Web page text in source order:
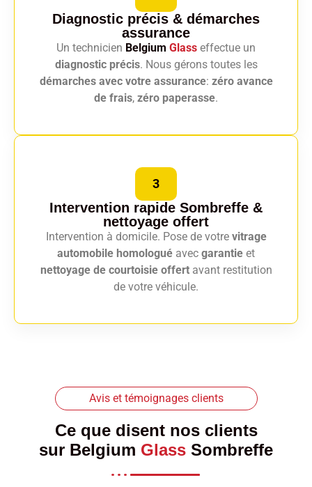
Diagnostic précis & démarches
assurance
Un technicien Belgium Glass effectue un
diagnostic précis. Nous gérons toutes les
démarches avec votre assurance: zéro avance
de frais, zéro paperasse.
3
Intervention rapide Sombreffe &
nettoyage offert
Intervention à domicile. Pose de votre vitrage
automobile homologué avec garantie et
nettoyage de courtoisie offertavant restitution
de votre véhicule.
Avis et témoignages clients
Ce que disent nos clients
sur Belgium Glass Sombreffe